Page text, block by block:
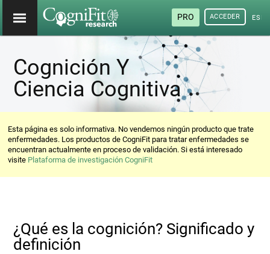
PRO ACCEDER
Cognición Y
Ciencia Cognitiva
Esta página es solo informativa. No vendemos ningún producto que trate
enfermedades. Los productos de CogniFit para tratar enfermedades se
encuentran actualmente en proceso de validación. Si está interesado
visite Plataforma de investigación CogniFit
¿Qué es la cognición? Significado y
definición